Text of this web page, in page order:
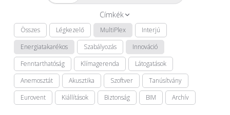
Címkék
Összes Légkezelő MultiPlex
Interjú
Energiatakarékos
Szabályozás
Innováció
Fenntarthatóság
Klímagerenda
Látogatások
Anemosztát
Akusztika Szoftver
Tanúsítvány
Eurovent
Kiállítások Biztonság BIM Archív